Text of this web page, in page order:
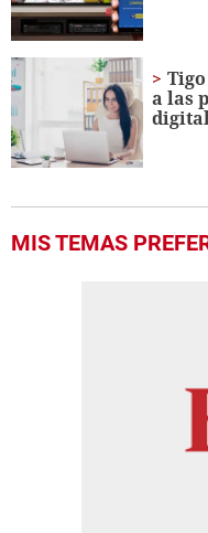
a las
MIS TEMAS